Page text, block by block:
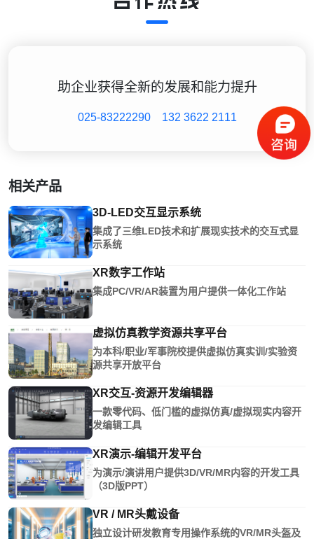
助企业获得全新的发展和能力提升
025-83222290 132 3622 2111
相关产品
3D-LED交互显示系统
集成了三维LED技术和扩展现实技术的交互式显
示系统
XR数字工作站
集成PC/VR/AR装置为用户提供一体化工作站
虚拟仿真教学资源共享平台
为本科/职业/军事院校提供虚拟仿真实训/实验资
源共享开放平台
XR交互-资源开发编辑器
一款零代码、低门槛的虚拟仿真/虚拟现实内容开
发编辑工具
XR演示-编辑开发平台
为演示/演讲用户提供3D/VR/MR内容的开发工具
（3D版PPT）
VR / MR头戴设备
独立设计研发教育专用操作系统的VR/MR头盔及